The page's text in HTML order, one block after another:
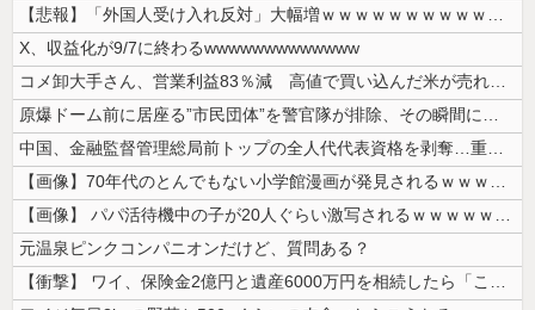
【悲報】「外国人受け入れ反対」大幅増ｗｗｗｗｗｗｗｗｗｗｗｗｗｗｗｗｗ...
X、収益化が9/7に終わるwwwwwwwwwwwww
コメ卸大手さん、営業利益83％減 高値で買い込んだ米が売れず「損切り祭...
原爆ドーム前に居座る”市民団体”を警官隊が排除、その瞬間に周囲で見守っ...
中国、金融監督管理総局前トップの全人代代表資格を剥奪…重大な規律違反で...
【画像】70年代のとんでもない小学館漫画が発見されるｗｗｗｗｗ
【画像】 パパ活待機中の子が20人ぐらい激写されるｗｗｗｗｗｗｗｗｗｗ...
元温泉ピンクコンパニオンだけど、質問ある？
【衝撃】 ワイ、保険金2億円と遺産6000万円を相続したら「こう」なっ...